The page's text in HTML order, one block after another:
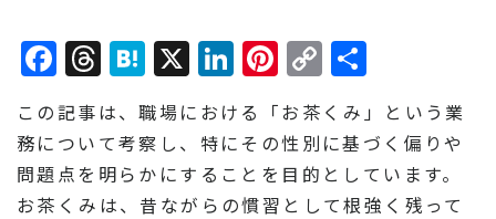
Facebook
Threads
Hatena
X LinkedIn
Pinterest
Copy
Link
有
この記事は、職場における「お茶くみ」という業
務について考察し、特にその性別に基づく偏りや
問題点を明らかにすることを目的としています。
お茶くみは、昔ながらの慣習として根強く残って